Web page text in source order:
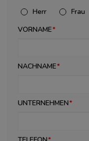
Herr
Frau
VORNAME
NACHNAME
UNTERNEHMEN